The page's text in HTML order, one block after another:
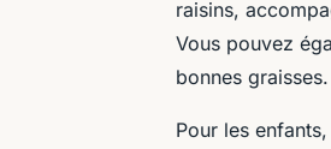
raisins,
Vous pouvez
bonnes graisses.
Pour les